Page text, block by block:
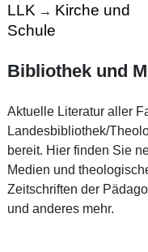
LLK → Kirche und
Schule
Bibliothek und
Aktuelle Literatur aller
Landesbibliothek/
bereit. Hier finden Sie
Medien und
Zeitschriften der
und anderes mehr.